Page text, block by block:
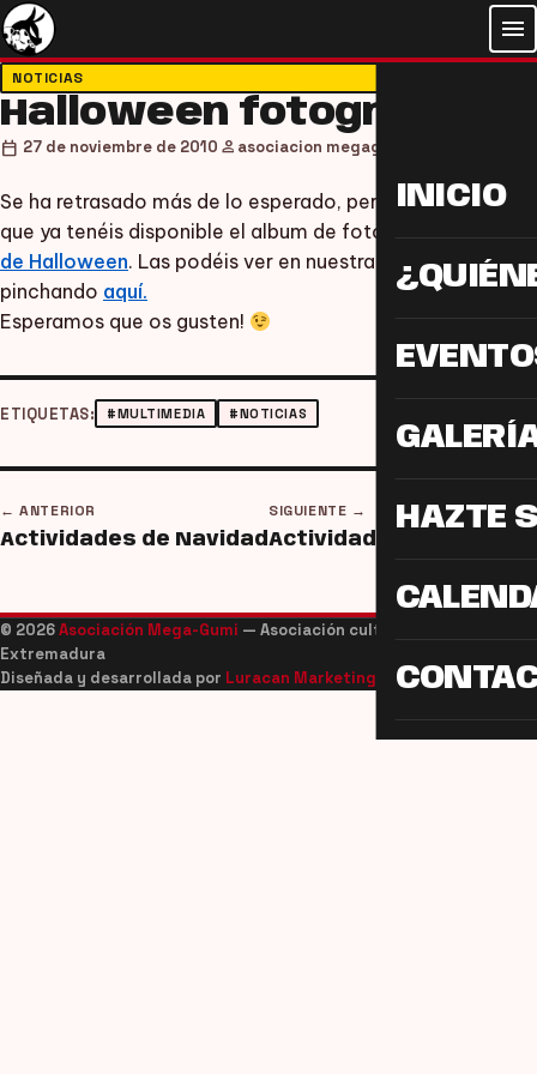
menu
INICIO
HAZTE
NOTICIAS
Halloween fotográfico
calendar_today 27 de noviembre de 2010 person asociacion megagumi
Se ha retrasado más de lo esperado, pero os anunciamos
que ya tenéis disponible el album de fotos de la
de Halloween. Las podéis ver en nuestra galería o
pinchando aquí.
Esperamos que os gusten!
ETIQUETAS: #MULTIMEDIA #NOTICIAS
← ANTERIOR
Actividades de Navidad
SIGUIENTE →
Actividades de Navidad
© 2026Asociación Mega-Gumi — Asociación cultural juvenil de
Extremadura
Diseñada y desarrollada por Luracan Marketing